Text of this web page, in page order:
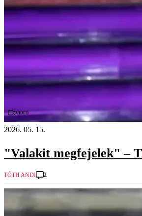
Videó
2026. 05. 15.
"Valakit megfejelek" –
TÓTH ANDI 2